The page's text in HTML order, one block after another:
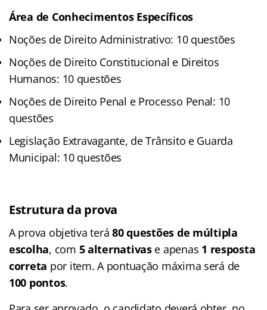
Área de Conhecimentos Específicos
Noções de Direito Administrativo: 10 questões
Noções de Direito Constitucional e Direitos
Humanos: 10 questões
Noções de Direito Penal e Processo Penal: 10
questões
Legislação Extravagante, de Trânsito e Guarda
Municipal: 10 questões
Estrutura da prova
A prova objetiva terá80 questões de múltipla
escolha, com 5 alternativase apenas 1 resposta
correta por item. A pontuação máxima será de
100 pontos.